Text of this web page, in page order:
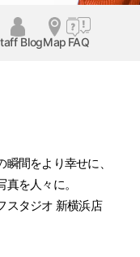
BlogMap FAQ
瞬間をより幸せに、
真を人々に。
スタジオ 新横浜店